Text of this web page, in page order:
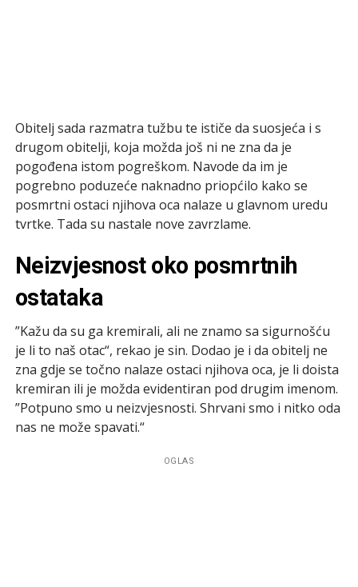
Obitelj sada razmatra tužbu te ističe da suosjeća i s
drugom obitelji, koja možda još ni ne zna da je
pogođena istom pogreškom. Navode da im je
pogrebno poduzeće naknadno priopćilo kako se
posmrtni ostaci njihova oca nalaze u glavnom uredu
tvrtke. Tada su nastale nove zavrzlame.
Neizvjesnost oko posmrtnih
ostataka
”Kažu da su ga kremirali, ali ne znamo sa sigurnošću
je li to naš otac“, rekao je sin. Dodao je i da obitelj ne
zna gdje se točno nalaze ostaci njihova oca, je li doista
kremiran ili je možda evidentiran pod drugim imenom.
”Potpuno smo u neizvjesnosti. Shrvani smo i nitko oda
nas ne može spavati.“
OGLAS